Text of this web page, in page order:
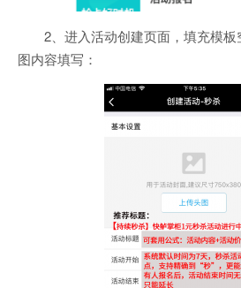
2、进入活动创建页面，填充模
图内容填写：